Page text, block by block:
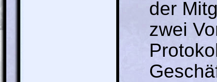
der
zwei